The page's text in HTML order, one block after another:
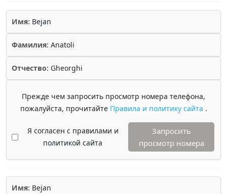
Имя: Bejan
Фамилия: Anatoli
Отчество: Gheorghi
Прежде чем запросить просмотр номера телефона,
пожалуйста, прочитайте Правила и политику сайта .
Я согласен с правилами и
политикой сайта
Запросить
просмотр номера
Имя: Bejan